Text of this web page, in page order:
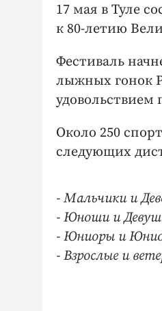
17 мая в Туле
к 80-летию
Фестиваль
лыжных гонок
Около 250
следующих
- Мальчики и
- Юноши и
- Юниоры и
- Взрослые и